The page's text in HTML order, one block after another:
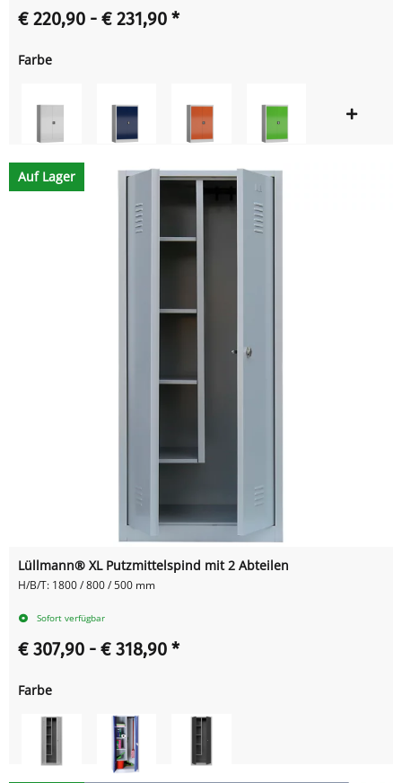
€ 220,90 - € 231,90 *
Farbe
Auf Lager
Lüllmann® XL Putzmittelspind mit 2 Abteilen
H/B/T: 1800 / 800 / 500 mm
Sofort verfügbar
€ 307,90 - € 318,90 *
Farbe